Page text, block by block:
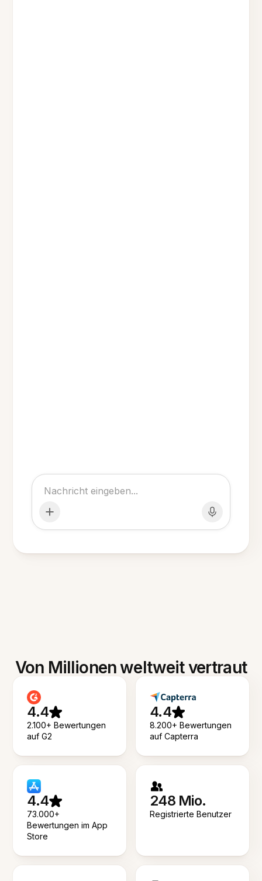
Von Millionen weltweit vertraut
4.4
2.100+ Bewertungen
auf G2
4.4
8.200+ Bewertungen
auf Capterra
4.4
73.000+
Bewertungen im App
Store
248 Mio.
Registrierte Benutzer